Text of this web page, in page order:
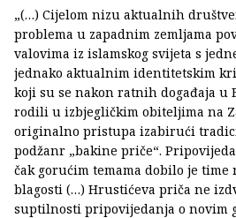
„(…) Cijelom nizu aktualnih
problema u zapadnim zemljama
valovima iz islamskog svijeta s
jednako aktualnim identitetskim
koji su se nakon ratnih događaja u
rodili u izbjegličkim obiteljima na
originalno pristupa izabirući
podžanr „bakine priče“.
čak gorućim temama dobilo je time
blagosti (…) Hrustićeva priča ne
suptilnosti pripovijedanja o novim